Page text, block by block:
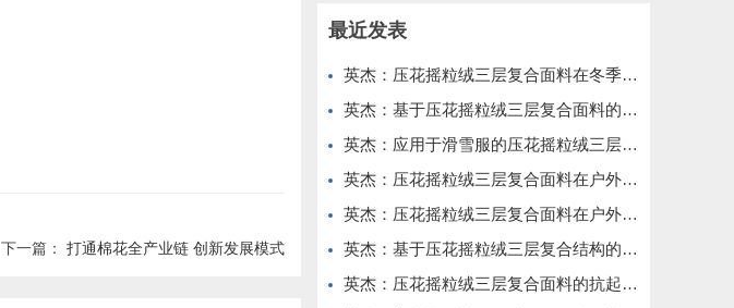
下一篇： 打通棉花全产业链 创新发展模式
最近发表
英杰：压花摇粒绒三层复合面料在冬季户外服装中的保暖性能优化研究
英杰：基于压花摇粒绒三层复合面料的高透气防风运动服饰开发
英杰：应用于滑雪服的压花摇粒绒三层复合面料抗撕裂与耐磨性提升技术
英杰：压花摇粒绒三层复合面料在户外风衣和夹克中的应用与性能
英杰：压花摇粒绒三层复合面料在户外运动服饰中的保暖与透气性能研究
英杰：基于压花摇粒绒三层复合结构的功能性家居纺织品开发与应用
英杰：压花摇粒绒三层复合面料的抗起球性与耐磨性优化技术分析